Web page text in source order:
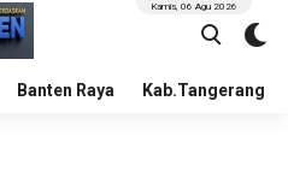
Banten Raya Kab.Tangerang
Kamis, 06 Agu 2026